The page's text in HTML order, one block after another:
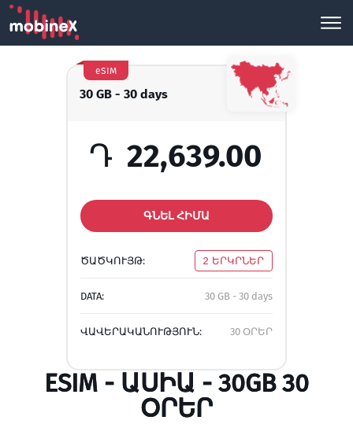
30 GB - 30 days
eSIM
Դ 22,639.00
ԳՆԵԼ ՀԻՄԱ
ԾԱԾԿՈՒՅԹ: 2 ԵՐԿՐՆԵՐ
DATA: 30 GB - 30 days
ՎԱՎԵՐԱԿԱՆՈՒԹՅՈՒՆ: 30 ՕՐԵՐ
ESIM - ԱՍԻԱ - 30GB 30
ՕՐԵՐ